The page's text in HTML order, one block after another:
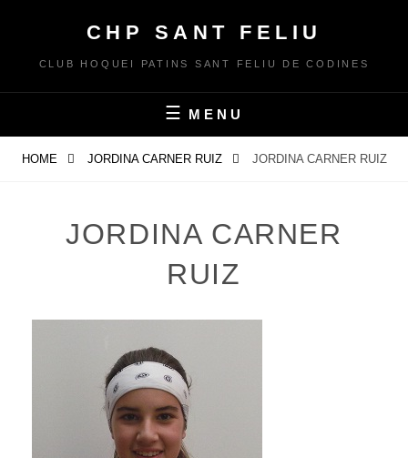
content
CHP SANT FELIU
CLUB HOQUEI PATINS SANT FELIU DE CODINES
MENU
HOME JORDINA CARNER RUIZ JORDINA CARNER RUIZ
JORDINA CARNER
RUIZ